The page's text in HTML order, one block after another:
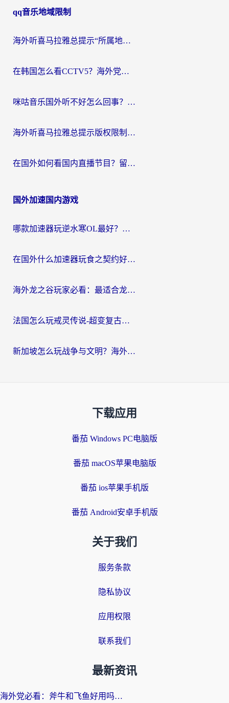
qq音乐地域限制
海外听喜马拉雅总提示“所属地区暂时无版权”？这个限制解除方法亲测有效！
在韩国怎么看CCTV5？海外党体育赛事+中文解说观看终极指南
咪咕音乐国外听不好怎么回事？海外党听歌自由的终极解决方案来了
海外听喜马拉雅总提示版权限制？3步解决+2个音乐平台问题全攻略
在国外如何看国内直播节目？留学生亲测有效的追剧加速指南
国外加速国内游戏
哪款加速器玩逆水寒OL最好？海外党实测后的终极选择指南
在国外什么加速器玩食之契约好用？海外党亲测有效的国服游戏加速指南
海外龙之谷玩家必看：最适合龙之谷的加速器，解决延迟卡顿还能畅玩幻书启示录和梦幻西游？
法国怎么玩戒灵传说-超变复古传奇？海外玩家国服游戏加速终极指南
新加坡怎么玩战争与文明？海外党国服游戏加速器终极避坑指南
下载应用
番茄 Windows PC电脑版
番茄 macOS苹果电脑版
番茄 ios苹果手机版
番茄 Android安卓手机版
关于我们
服务条款
隐私协议
应用权限
联系我们
最新资讯
海外党必看：斧牛和飞鱼好用吗？3步选对回国加速器，无缝刷剧玩国服